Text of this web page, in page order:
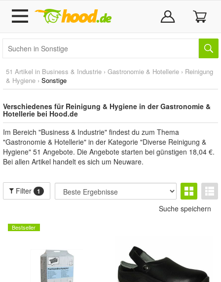
51 Artikel in Business & Industrie › Gastronomie & Hotellerie › Reinigung
& Hygiene › Sonstige
Verschiedenes für Reinigung & Hygiene in der Gastronomie &
Hotellerie bei Hood.de
Im Bereich "Business & Industrie" findest du zum Thema
"Gastronomie & Hotellerie" in der Kategorie "Diverse Reinigung &
Hygiene" 51 Angebote. Die Angebote starten bei günstigen 18,04 €.
Bei allen Artikel handelt es sich um Neuware.
Filter 1
Suche speichern
Bestseller